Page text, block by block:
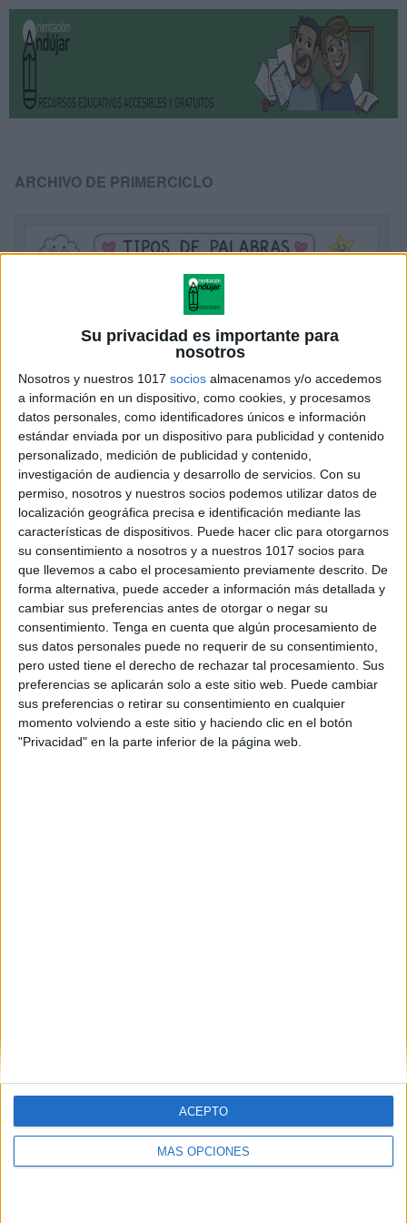
Su privacidad es importante para
nosotros
Nosotros y nuestros 1017 socios almacenamos y/o accedemos
a información en un dispositivo, como cookies, y procesamos
datos personales, como identificadores únicos e información
estándar enviada por un dispositivo para publicidad y contenido
personalizado, medición de publicidad y contenido,
investigación de audiencia y desarrollo de servicios. Con su
permiso, nosotros y nuestros socios podemos utilizar datos de
localización geográfica precisa e identificación mediante las
características de dispositivos. Puede hacer clic para otorgarnos
su consentimiento a nosotros y a nuestros 1017 socios para
que llevemos a cabo el procesamiento previamente descrito. De
forma alternativa, puede acceder a información más detallada y
cambiar sus preferencias antes de otorgar o negar su
consentimiento. Tenga en cuenta que algún procesamiento de
sus datos personales puede no requerir de su consentimiento,
pero usted tiene el derecho de rechazar tal procesamiento. Sus
preferencias se aplicarán solo a este sitio web. Puede cambiar
sus preferencias o retirar su consentimiento en cualquier
momento volviendo a este sitio y haciendo clic en el botón
"Privacidad" en la parte inferior de la página web.
MÁS OPCIONES
ACEPTO
ARCHIVO DE PRIMERCICLO
Infantil Lámina didáctica Tipos de
palabras
Publicado el 18 mayo, 2026
En Infantil y Primer Ciclo, el lenguaje se construye a
través de la observación, el juego y el uso cotidiano de
las palabras. Por eso esta lámina didáctica de los […]
SEGUIR LEYENDO
Suscribir